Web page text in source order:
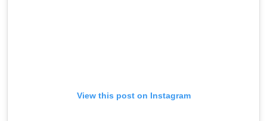
View this post on Instagram